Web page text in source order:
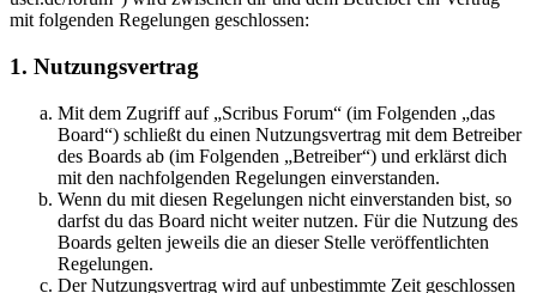
mit folgenden Regelungen geschlossen:
1. Nutzungsvertrag
Mit dem Zugriff auf „Scribus Forum“ (im Folgenden „das
Board“) schließt du einen Nutzungsvertrag mit dem Betreiber
des Boards ab (im Folgenden „Betreiber“) und erklärst dich
mit den nachfolgenden Regelungen einverstanden.
Wenn du mit diesen Regelungen nicht einverstanden bist, so
darfst du das Board nicht weiter nutzen. Für die Nutzung des
Boards gelten jeweils die an dieser Stelle veröffentlichten
Regelungen.
Der Nutzungsvertrag wird auf unbestimmte Zeit geschlossen